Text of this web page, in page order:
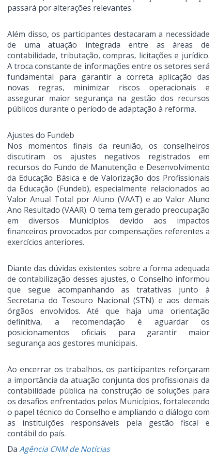
passará por alterações relevantes.
Além disso, os participantes destacaram a necessidade
de uma atuação integrada entre as áreas de
contabilidade, tributação, compras, licitações e jurídico.
A troca constante de informações entre os setores será
fundamental para garantir a correta aplicação das
novas regras, minimizar riscos operacionais e
assegurar maior segurança na gestão dos recursos
públicos durante o período de adaptação à reforma.
Ajustes do Fundeb
Nos momentos finais da reunião, os conselheiros
discutiram os ajustes negativos registrados em
recursos do Fundo de Manutenção e Desenvolvimento
da Educação Básica e de Valorização dos Profissionais
da Educação (Fundeb), especialmente relacionados ao
Valor Anual Total por Aluno (VAAT) e ao Valor Aluno
Ano Resultado (VAAR). O tema tem gerado preocupação
em diversos Municípios devido aos impactos
financeiros provocados por compensações referentes a
exercícios anteriores.
Diante das dúvidas existentes sobre a forma adequada
de contabilização desses ajustes, o Conselho informou
que segue acompanhando as tratativas junto à
Secretaria do Tesouro Nacional (STN) e aos demais
órgãos envolvidos. Até que haja uma orientação
definitiva, a recomendação é aguardar os
posicionamentos oficiais para garantir maior
segurança aos gestores municipais.
Ao encerrar os trabalhos, os participantes reforçaram
a importância da atuação conjunta dos profissionais da
contabilidade pública na construção de soluções para
os desafios enfrentados pelos Municípios, fortalecendo
o papel técnico do Conselho e ampliando o diálogo com
as instituições responsáveis pela gestão fiscal e
contábil do país.
Da Agência CNM de Notícias